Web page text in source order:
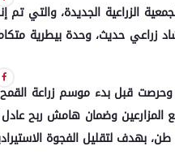
الزراعية الجديدة، والتي
زراعي حديث، وحدة بيطرية
قبل بدء موسم زراعة
لتشجيع المزارعين وضمان هامش ربح
هام، وأن المستهدف هذا العام هو توريد 5 ملايين طن، بهدف